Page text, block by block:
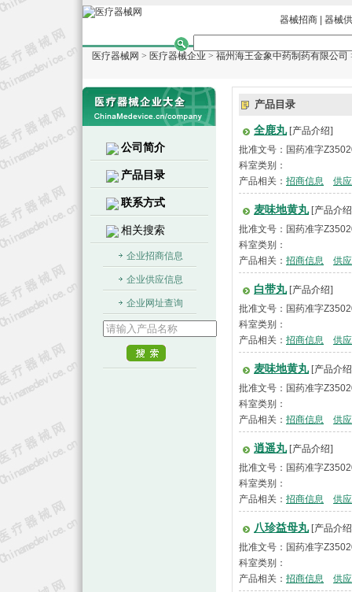
器械招商 器械
医疗器械网 > 医疗器械企业 > 福州海王金象中药制药有限公司
公司简介
产品目录
联系方式
相关搜索
企业招商信息
企业供应信息
企业网址查询
产品目录
全鹿丸 [产品介绍]
批准文号：国药准字
科室类别：
产品相关： 招商信息 供
麦味地黄丸 [产品介
批准文号：国药准字
科室类别：
产品相关： 招商信息 供
白带丸 [产品介绍]
批准文号：国药准字
科室类别：
产品相关： 招商信息 供
麦味地黄丸 [产品介
批准文号：国药准字
科室类别：
产品相关： 招商信息 供
逍遥丸 [产品介绍]
批准文号：国药准字
科室类别：
产品相关： 招商信息 供
八珍益母丸 [产品介
批准文号：国药准字
科室类别：
产品相关： 招商信息 供